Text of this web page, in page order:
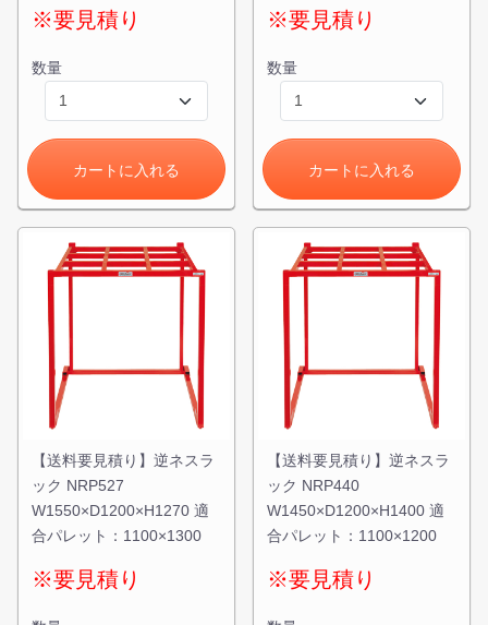
※要見積り
数量
カートに入れる
※要見積り
数量
カートに入れる
【送料要見積り】逆ネスラ
ック NRP527
W1550×D1200×H1270 適
合パレット：1100×1300
※要見積り
【送料要見積り】逆ネスラ
ック NRP440
W1450×D1200×H1400 適
合パレット：1100×1200
※要見積り